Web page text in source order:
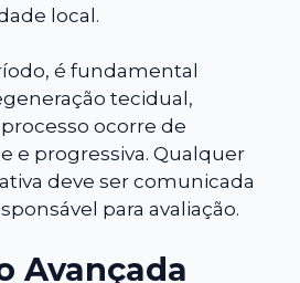
local.
é fundamental
tecidual,
ocorre de
e progressiva. Qualquer
deve ser comunicada
para avaliação.
Avançada